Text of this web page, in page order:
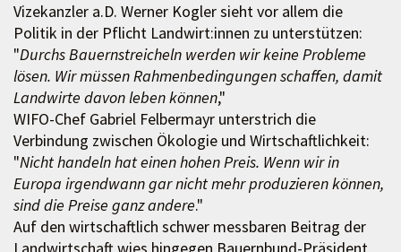
Vizekanzler a.D. Werner Kogler sieht vor allem die
Politik in der Pflicht Landwirt:innen zu unterstützen:
"Durchs Bauernstreicheln werden wir keine Probleme
lösen. Wir müssen Rahmenbedingungen schaffen, damit
Landwirte davon leben können,"
WIFO-Chef Gabriel Felbermayr unterstrich die
Verbindung zwischen Ökologie und Wirtschaftlichkeit:
"Nicht handeln hat einen hohen Preis. Wenn wir in
Europa irgendwann gar nicht mehr produzieren können,
sind die Preise ganz andere."
Auf den wirtschaftlich schwer messbaren Beitrag der